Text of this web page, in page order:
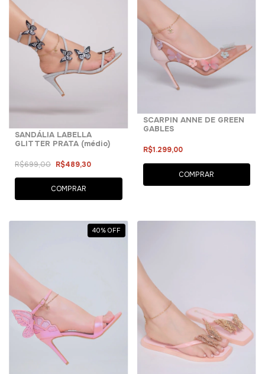
SANDÁLIA LABELLA
GLITTER PRATA (médio)
R$699,00 R$489,30
COMPRAR
SCARPIN ANNE DE GREEN
GABLES
R$1.299,00
COMPRAR
40% OFF